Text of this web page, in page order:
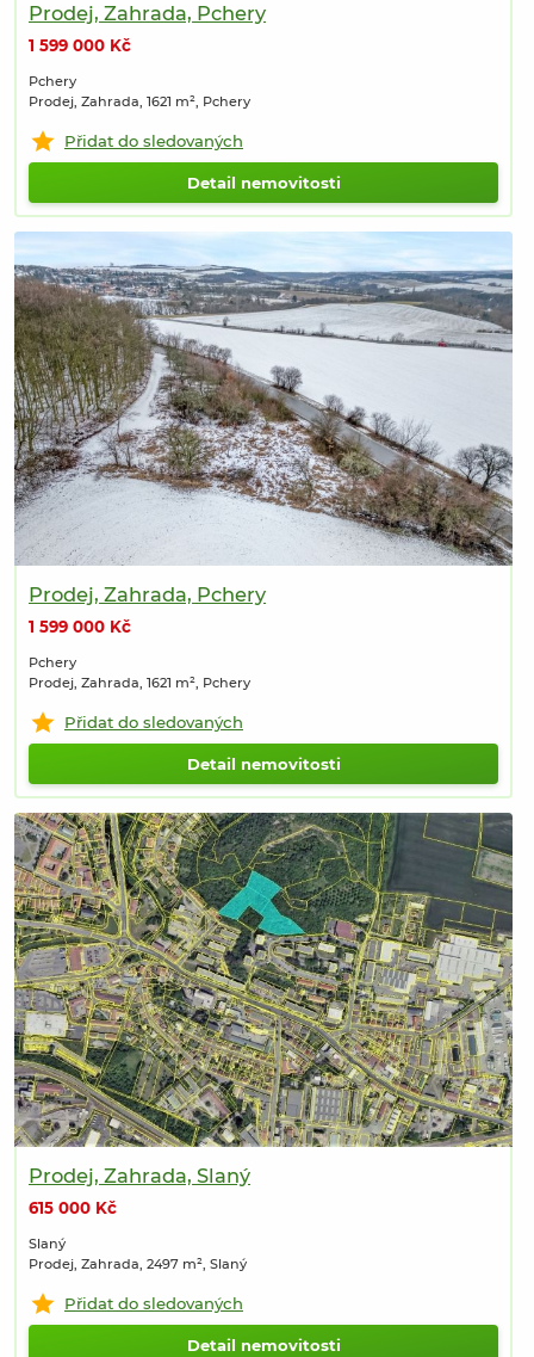
Prodej, Zahrada, Pchery
1 599 000 Kč
Pchery
Prodej, Zahrada, 1621 m², Pchery
Přidat do sledovaných
Detail nemovitosti
Prodej, Zahrada, Pchery
1 599 000 Kč
Pchery
Prodej, Zahrada, 1621 m², Pchery
Přidat do sledovaných
Detail nemovitosti
Prodej, Zahrada, Slaný
615 000 Kč
Slaný
Prodej, Zahrada, 2497 m², Slaný
Přidat do sledovaných
Detail nemovitosti